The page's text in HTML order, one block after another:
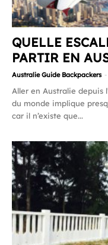
QUELLE
PARTIR EN
Australie Guide Backpackers -
Aller en Australie depuis
du monde implique
car il n’existe que...